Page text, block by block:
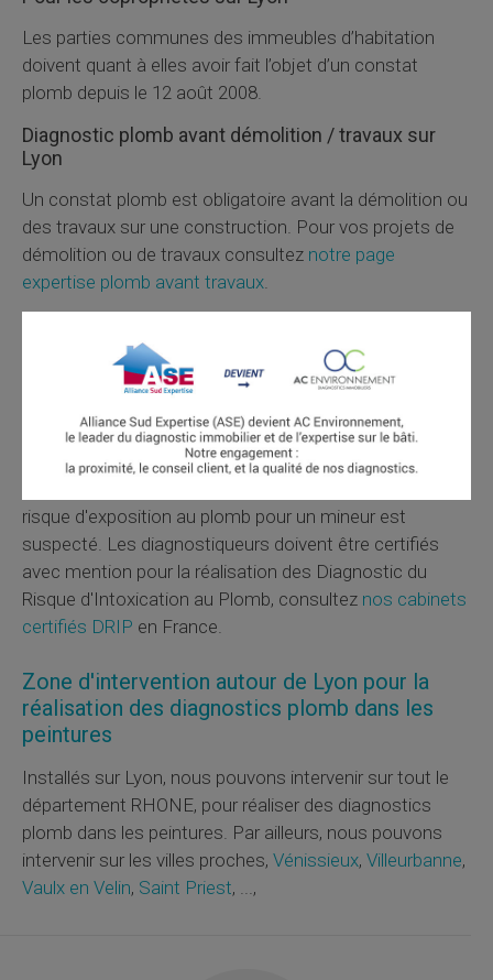
Les parties communes des immeubles d’habitation
doivent quant à elles avoir fait l’objet d’un constat
plomb depuis le 12 août 2008.
Diagnostic plomb avant démolition / travaux sur
Lyon
Un constat plomb est obligatoire avant la démolition ou
des travaux sur une construction. Pour vos projets de
démolition ou de travaux consultez notre page
expertise plomb avant travaux
Qu'est-ce que le Diagnostic du Risque
d'Intoxication au Plomb ?
plomb des peintures. Il est ordonné en application d'une
mesure préfectorale d'urgence en cas de dépistage
risque d'exposition au plomb pour un mineur est
suspecté. Les diagnostiqueurs doivent être certifiés
avec mention pour la réalisation des Diagnostic du
Risque d'Intoxication au Plomb, consultez nos cabinets
certifiés DRIP en France.
Zone d'intervention autour de Lyon pour la
réalisation des diagnostics plomb dans les
peintures
Installés sur Lyon, nous pouvons intervenir sur tout le
département RHONE, pour réaliser des diagnostics
plomb dans les peintures. Par ailleurs, nous pouvons
intervenir sur les villes proches, Vénissieux, Villeurbanne,
Vaulx en Velin, Saint Priest, ...,